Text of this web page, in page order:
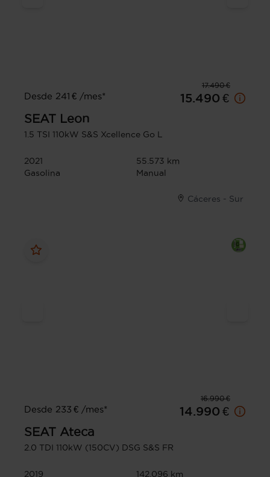
17.490 €
Desde 241 € /mes*
15.490 €
SEAT Leon
1.5 TSI 110kW S&S Xcellence Go L
2021
55.573 km
Gasolina
Manual
Cáceres - Sur
16.990 €
Desde 233 € /mes*
14.990 €
SEAT Ateca
2.0 TDI 110kW (150CV) DSG S&S FR
2019
142.096 km